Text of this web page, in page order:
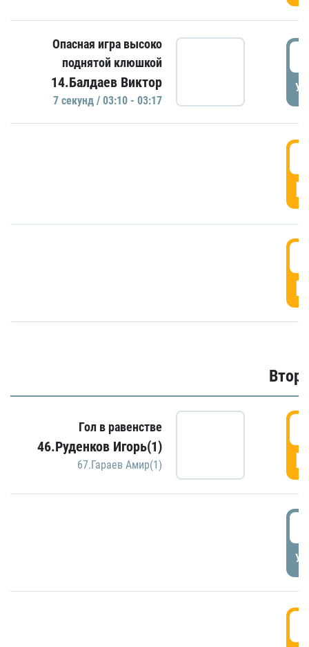
Опасная игра высоко
поднятой клюшкой
14.Балдаев Виктор
7 секунд / 03:10 - 03:17
Гол в равенстве
46.Руденков Игорь(1)
67.Гараев Амир(1)